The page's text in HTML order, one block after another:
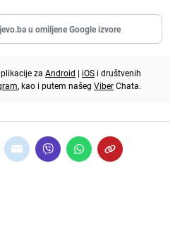
u omiljene Google izvore
za Android | iOS i društvenih
, kao i putem našeg ViberChata.